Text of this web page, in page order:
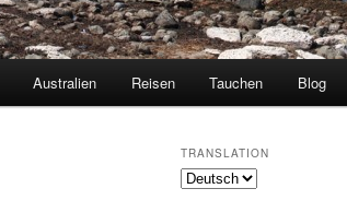
Australien Reisen Tauchen Blog
TRANSLATION